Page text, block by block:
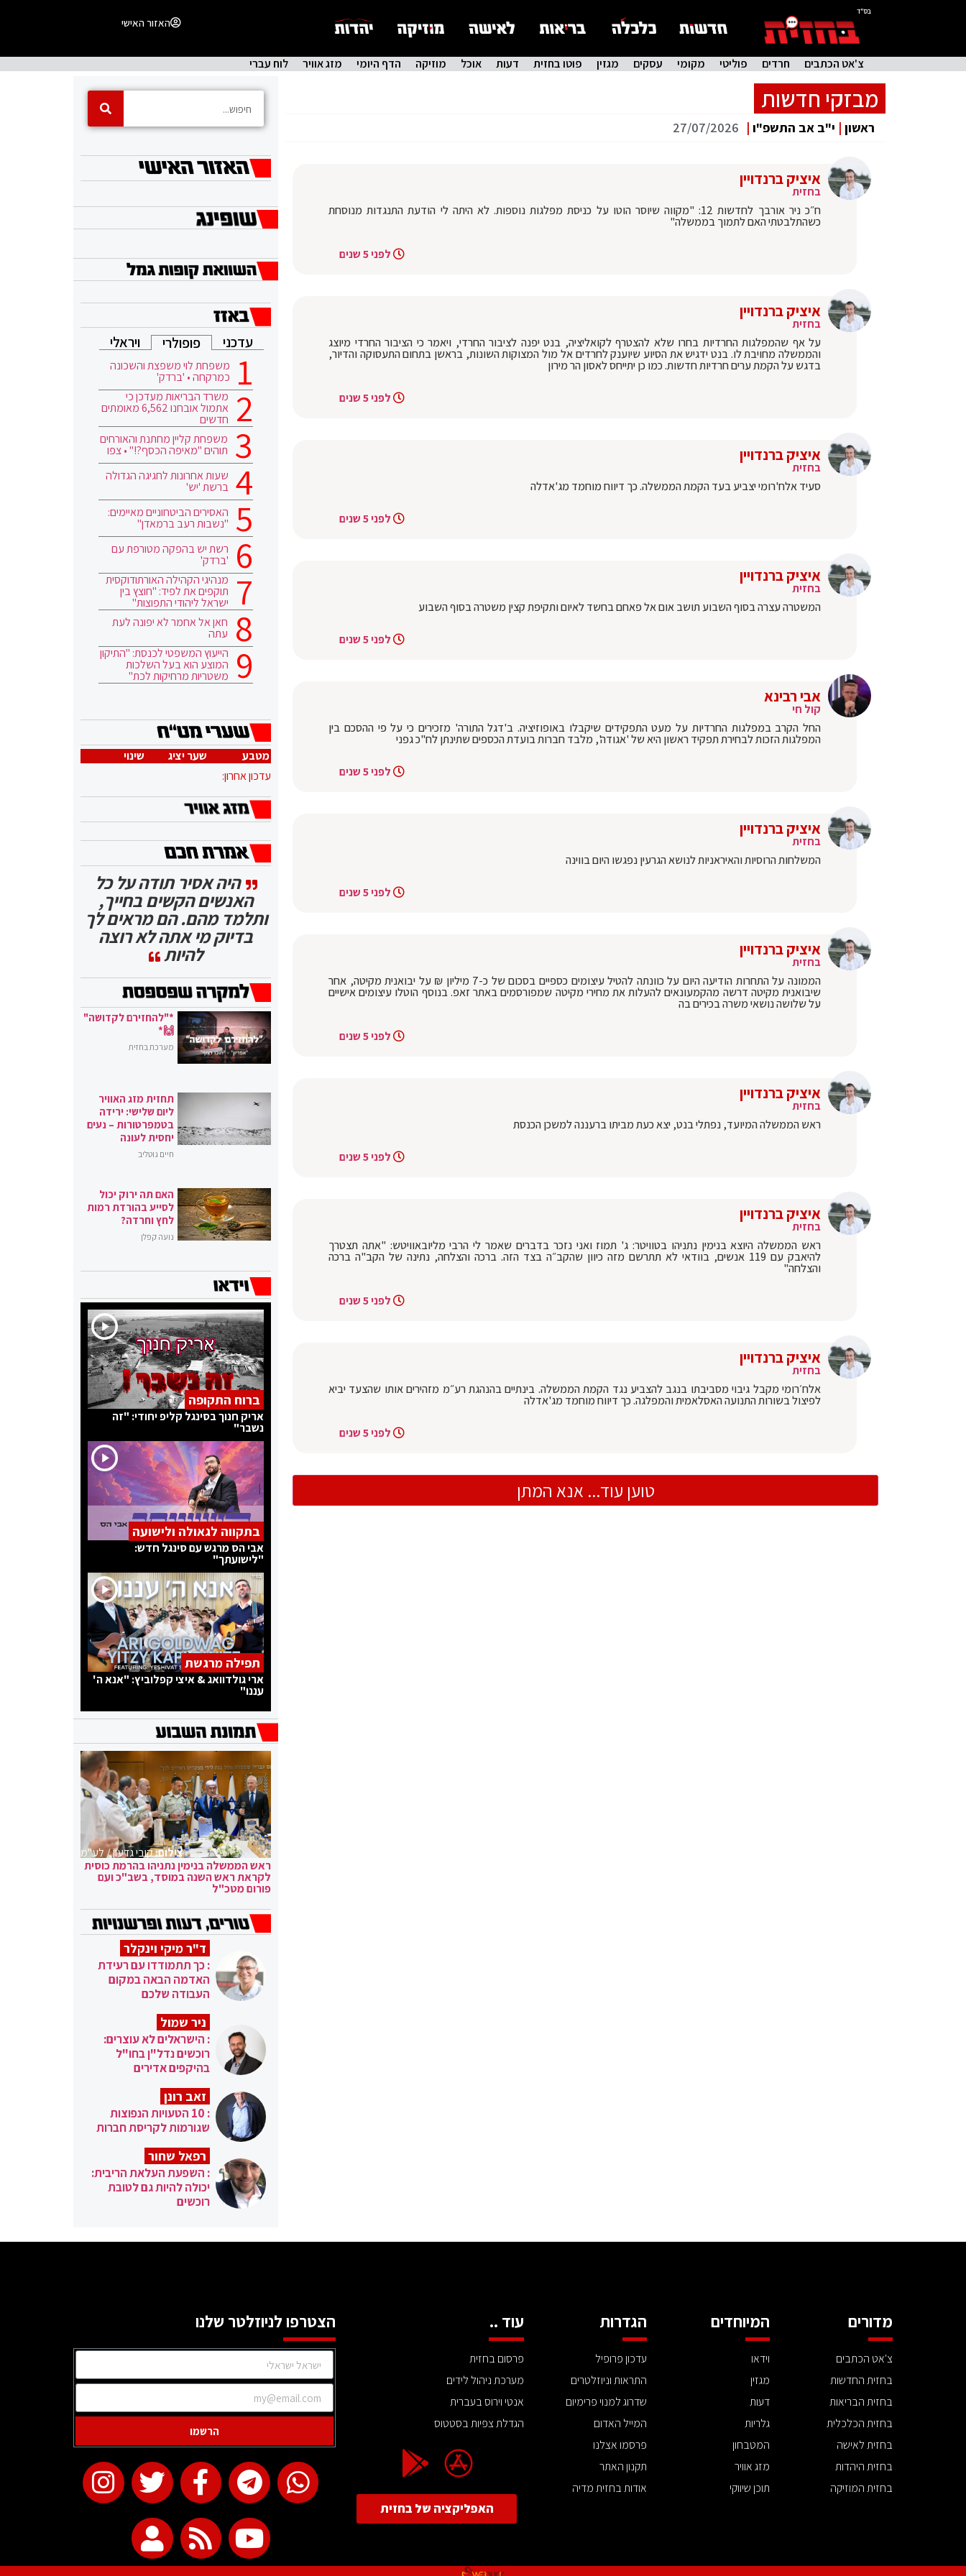
בס"ד
האזור האישי
צ'אט הכתבים חרדים פוליטי מקומי עסקים מגזין פוטו בחזית דעות אוכל מוזיקה הדף היומי מזג אוויר לוח עברי
מבזקי חדשות
ראשון | י"ב אב התשפ"ו |
27/07/2026
איציק ברנדויין
בחזית
ח״כ ניר אורבך לחדשות 12: "מקווה שיוסר הוטו על כניסת מפלגות נוספות. לא היתה לי הודעת התנגדות מנוסחת
כשהתלבטתי האם לתמוך בממשלה"
לפני 5 שנים
איציק ברנדויין
בחזית
על אף שהמפלגות החרדיות בחרו שלא להצטרף לקואליציה, בנט יפנה לציבור החרדי, ויאמר כי הציבור החרדי מיוצג
והממשלה מחויבת לו. בנט ידגיש את הסיוע שיוענק לחרדים אל מול המצוקות השונות, בראשן בתחום התעסוקה והדיור,
בדגש על הקמת ערים חרדיות חדשות. כמו כן יתייחס לאסון הר מירון
לפני 5 שנים
איציק ברנדויין
בחזית
סעיד אלח'רומי יצביע בעד הקמת הממשלה. כך דיווח מוחמד מג'אדלה
לפני 5 שנים
איציק ברנדויין
בחזית
המשטרה עצרה בסוף השבוע תושב אום אל פאחם בחשד לאיום ותקיפת קצין משטרה בסוף השבוע
לפני 5 שנים
אבי רבינא
קול חי
החל הקרב במפלגות החרדיות על מעט התפקידים שיקבלו באופוזיציה. ב'דגל התורה' מזכירים כי על פי ההסכם בין
המפלגות הזכות לבחירת תפקיד ראשון היא של 'אגודה', מלבד חברות בועדת הכספים שתינתן לח"כ גפני
לפני 5 שנים
איציק ברנדויין
בחזית
המשלחות הרוסיות והאיראניות לנושא הגרעין נפגשו היום בווינה
לפני 5 שנים
איציק ברנדויין
בחזית
הממונה על התחרות הודיעה היום על כוונתה להטיל עיצומים כספיים בסכום של כ-7 מיליון ₪ על יבואנית מקיטה, אחר
שיבואנית מקיטה דרשה מהקמעונאים להעלות את מחירי מקיטה שמפורסמים באתר זאפ. בנוסף הוטלו עיצומים אישיים
על שלושה נושאי משרה בכירים בה
לפני 5 שנים
איציק ברנדויין
בחזית
ראש הממשלה המיועד, נפתלי בנט, יצא כעת מביתו ברעננה למשכן הכנסת
לפני 5 שנים
איציק ברנדויין
בחזית
ראש הממשלה היוצא בנימין נתניהו בטוויטר: ג' תמוז ואני נזכר בדברים שאמר לי הרבי מליובאוויטש: "אתה תצטרך
להיאבק עם 119 אנשים, בוודאי לא תתרשם מזה כיוון שהקב״ה בצד הזה. ברכה והצלחה, נתינה של הקב"ה ברכה
והצלחה"
לפני 5 שנים
איציק ברנדויין
בחזית
אלח׳רומי מקבל גיבוי מסביבתו בנגב להצביע נגד הקמת הממשלה. בינתיים בהנהגת רע״מ מזהירים אותו שהצעד יביא
לפיצול בשורות התנועה האסלאמית והמפלגה. כך דיווח מוחמד מג'אדלה
לפני 5 שנים
טוען עוד... אנא המתן
עדכני פופולרי ויראלי
משפחת לוי משפצת והשכונה
כמרקחה • 'ברדק'
משרד הבריאות מעדכן כי
אתמול אובחנו 6,562 מאומתים
חדשים
משפחת קליין מחתנת והאורחים
תוהים "מאיפה הכסף?!" • צפו
שעות אחרונות לחגיגה הגדולה
ברשת 'יש'
האסירים הביטחוניים מאיימים:
"נשבות רעב ברמאדן"
רשת יש בהפקה מטורפת עם
'ברדק'
מנהיגי הקהילה האורתודוקסית
תוקפים את לפיד: "חוצץ בין
ישראל ליהודי התפוצות"
חאן אל אחמר לא יפונה לעת
עתה
הייעוץ המשפטי לכנסת: "התיקון
המוצע הוא בעל השלכות
משטריות מרחיקות לכת"
מטבע שער יציג
שינוי
עדכון אחרון:
היה אסיר תודה על כל
האנשים הקשים בחייך,
ותלמד מהם. הם מראים לך
בדיוק מי אתה לא רוצה
להיות
*"להחזירם לקדושה"
🙌*
מערכת בחזית
תחזית מזג האוויר
ליום שלישי: ירידה
בטמפרטורות – נעים
יחסית לעונה
חיים גוטליב
האם תה ירוק יכול
לסייע בהורדת רמות
לחץ וחרדה?
נועה קפלן
ברוח התקופה
אריק חנוך בסינגל קליפ יחודי: "זה
נשבר"
בתקווה לגאולה ולישועה
אבי הס מרגש עם סינגל חדש:
"לישועתך"
תפילה מרגשת
ארי גולדוואג & איצי קפלוביץ: "אנא ה'
עננו"
צילום:קובי גדעון / לע"מ
ראש הממשלה בנימין נתניהו בהרמת כוסית
לקראת ראש השנה במוסד, בשב"כ ועם
פורום מטכ"ל
ד"ר מיקי וינקלר
: כך תתמודדו עם רעידת
האדמה הבאה במקום
העבודה שלכם
ניר שמול
: הישראלים לא עוצרים:
רוכשים נדל"ן בחו"ל
בהיקפים אדירים
זאב רונן
: 10 הטעויות הנפוצות
שגורמות לקריסת חברות
רפאל שחור
: השפעת העלאת הריבית:
יכולה להיות גם לטובת
רוכשים
מדורים
צ'אט הכתבים
בחזית החדשות
בחזית הבריאות
בחזית הכלכלית
בחזית לאישה
בחזית היהדות
בחזית המוזיקה
המיוחדים
וידאו
מגזין
דעות
גלריות
המטבחון
מזג אוויר
תוכן שיווקי
הגדרות
עדכון פרופיל
התראות וניוזלטרים
שדרוג למנוי פרימיום
המייל האדום
פרסמו אצלנו
תקנון האתר
אודות בחזית מדיה
עוד ..
פרסום בחזית
מערכת ניהול לידים
אנטי וירוס בעברית
הגדלת צפיות בסטטוס
האפליקציה של בחזית
הצטרפו לניוזלטר שלנו
הרשמו